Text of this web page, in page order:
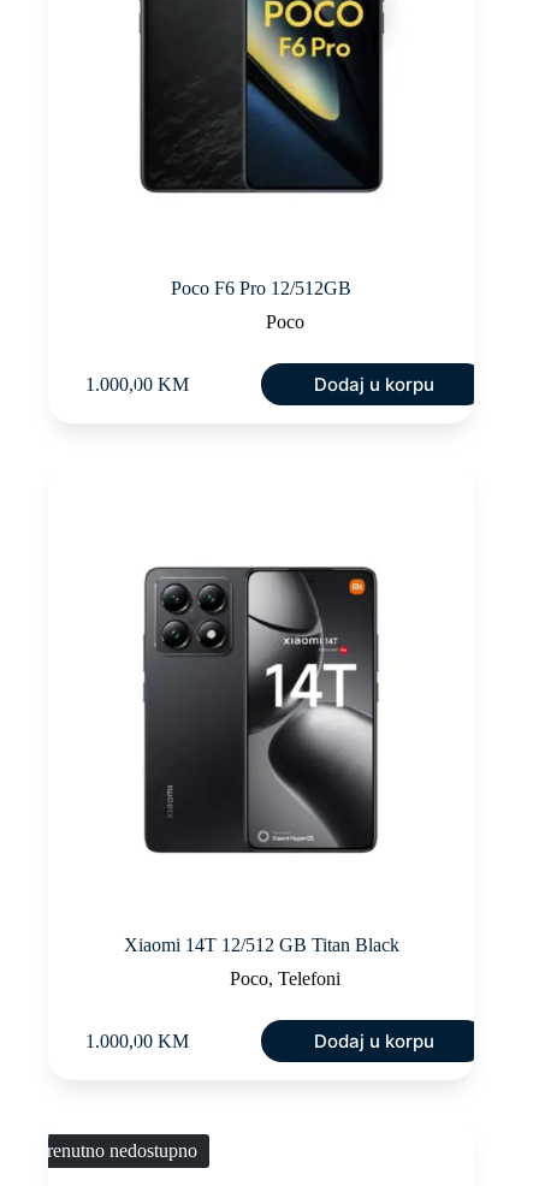
Poco F6 Pro 12/512GB
Poco
1.000,00 KM Dodaj u korpu
Xiaomi 14T 12/512 GB Titan Black
Poco,Telefoni
1.000,00 KM Dodaj u korpu
Trenutno nedostupno